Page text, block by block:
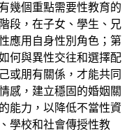
幾個重點需要性教育的
段，在子女、學生、兄
應用自身性別角色；第
何與異性交往和選擇配
或朋有關係，才能共同
感，建立穩固的婚姻關
能力，以降低不當性資
學校和社會傳授性教